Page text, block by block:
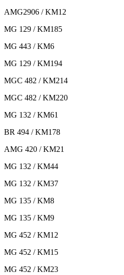
AMG2906 / KM12
MG 129 / KM185
MG 443 / KM6
MG 129 / KM194
MGC 482 / KM214
MGC 482 / KM220
MG 132 / KM61
BR 494 / KM178
AMG 420 / KM21
MG 132 / KM44
MG 132 / KM37
MG 135 / KM8
MG 135 / KM9
MG 452 / KM12
MG 452 / KM15
MG 452 / KM23